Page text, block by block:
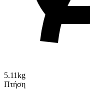
5.11kg
Πτήση